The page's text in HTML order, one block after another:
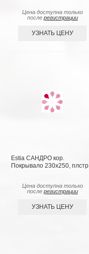
Цена доступна только
после регистрации
УЗНАТЬ ЦЕНУ
Estia САНДРО кор.
Покрывало 230х250, плстр
Цена доступна только
после регистрации
УЗНАТЬ ЦЕНУ